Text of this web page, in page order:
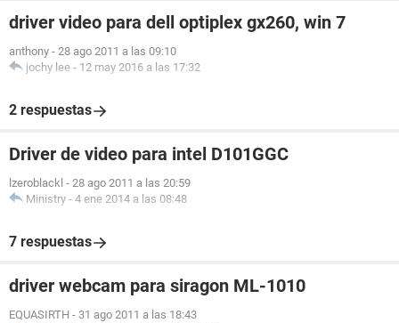
driver video para dell optiplex gx260, win 7
anthony - 28 ago 2011 a las 09:10
jochy lee - 12 may 2016 a las 17:32
2 respuestas
Driver de video para intel D101GGC
lzeroblackl - 28 ago 2011 a las 20:59
Ministry - 4 ene 2014 a las 08:48
7 respuestas
driver webcam para siragon ML-1010
EQUASIRTH - 31 ago 2011 a las 18:43